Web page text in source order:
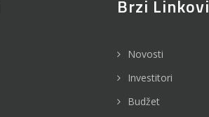
Brzi Linkovi
Novosti
Investitori
Budžet